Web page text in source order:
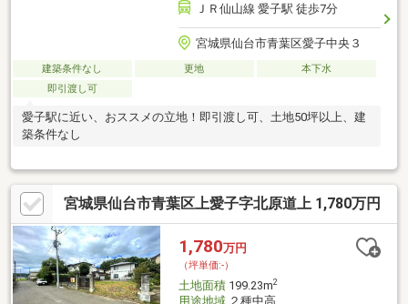
ＪＲ仙山線 愛子駅 徒歩7分
宮城県仙台市青葉区愛子中央３
建築条件なし 更地
本下水
即引渡し可
愛子駅に近い、おススメの立地！即引渡し可、土地50坪以上、建
築条件なし
宮城県仙台市青葉区上愛子字北原道上 1,780万円
1,780万円
（坪単価:-）
土地面積199.23m2
用途地域２種中高